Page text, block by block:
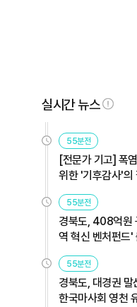
실시간 뉴스
55분전
[전문가 기고] 폭
위한 '기후감사'의
55분전
경북도, 408억원
역 혁신 벤처펀드'
55분전
경북도, 대경권
한국마사회 영천